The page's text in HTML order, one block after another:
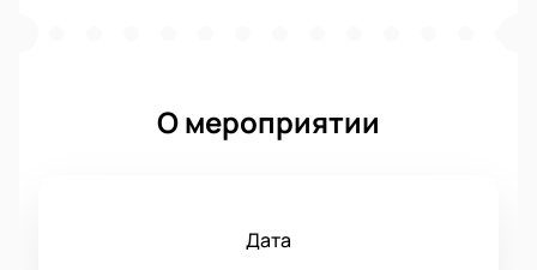
О мероприятии
Дата